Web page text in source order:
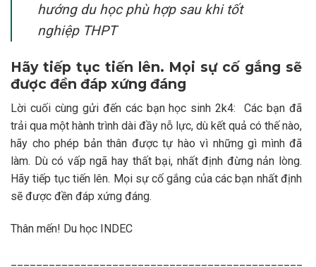
hướng du học phù hợp sau khi tốt
nghiệp THPT
Hãy tiếp tục tiến lên. Mọi sự cố gắng sẽ
được đền đáp xứng đáng
Lời cuối cùng gửi đến các bạn học sinh 2k4: Các bạn đã
trải qua một hành trình dài đầy nỗ lực, dù kết quả có thế nào,
hãy cho phép bản thân được tự hào vì những gì mình đã
làm. Dù có vấp ngã hay thất bại, nhất định đừng nản lòng.
Hãy tiếp tục tiến lên. Mọi sự cố gắng của các bạn nhất định
sẽ được đền đáp xứng đáng.
Thân mến! Du học INDEC